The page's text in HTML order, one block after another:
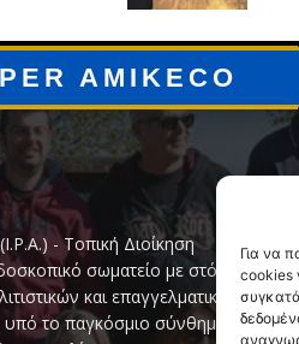
Για να
cookies
AMIKECO
- Τοπική Διοίκηση
σωματείο με στόχο
και επαγγελματικών
το παγκόσμιο σύνθημα